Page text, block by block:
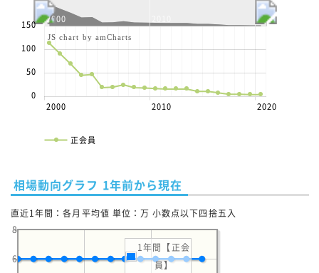
2000 2020
2000 2010 2020
0
50
100
150
JS chart by amCharts
正会員
相場動向グラフ 1年前から現在
直近1年間：各月平均値 単位：万 小数点以下四捨五入
6
8
1年間【正会
員】